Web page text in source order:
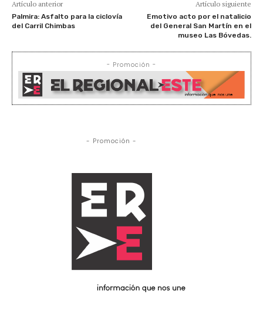
Artículo anterior
Palmira: Asfalto para la ciclovía
del Carril Chimbas
Artículo siguiente
Emotivo acto por el natalicio
del General San Martín en el
museo Las Bóvedas.
- Promoción -
- Promoción -